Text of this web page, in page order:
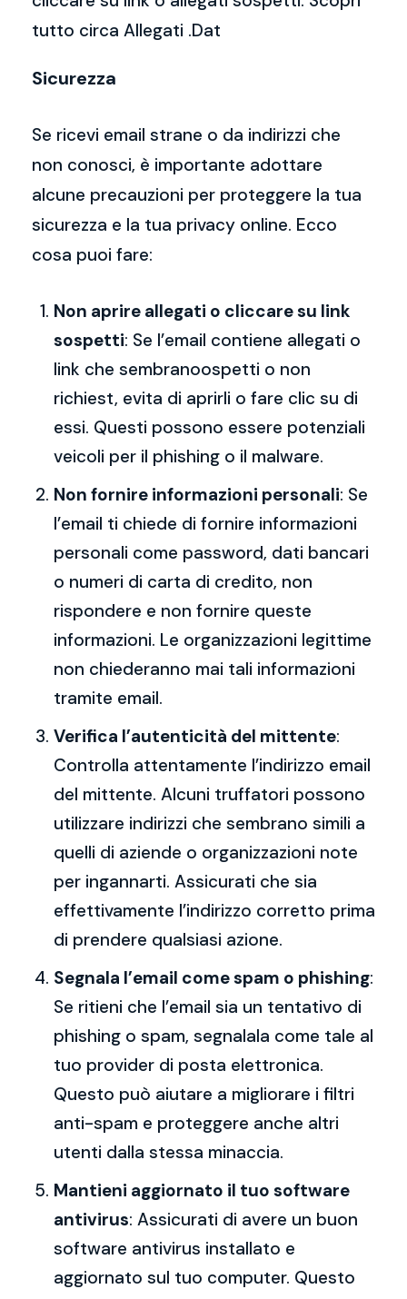
tutto circa Allegati .Dat
Sicurezza
Se ricevi email strane o da indirizzi che
non conosci, è importante adottare
alcune precauzioni per proteggere la tua
sicurezza e la tua privacy online. Ecco
cosa puoi fare:
Non aprire allegati o cliccare su link
sospetti: Se l’email contiene allegati o
link che sembranoospetti o non
richiest, evita di aprirli o fare clic su di
essi. Questi possono essere potenziali
veicoli per il phishing o il malware.
Non fornire informazioni personali: Se
l’email ti chiede di fornire informazioni
personali come password, dati bancari
o numeri di carta di credito, non
rispondere e non fornire queste
informazioni. Le organizzazioni legittime
non chiederanno mai tali informazioni
tramite email.
Verifica l’autenticità del mittente:
Controlla attentamente l’indirizzo email
del mittente. Alcuni truffatori possono
utilizzare indirizzi che sembrano simili a
quelli di aziende o organizzazioni note
per ingannarti. Assicurati che sia
effettivamente l’indirizzo corretto prima
di prendere qualsiasi azione.
Segnala l’email come spam o phishing:
Se ritieni che l’email sia un tentativo di
phishing o spam, segnalala come tale al
tuo provider di posta elettronica.
Questo può aiutare a migliorare i filtri
anti-spam e proteggere anche altri
utenti dalla stessa minaccia.
Mantieni aggiornato il tuo software
antivirus: Assicurati di avere un buon
software antivirus installato e
aggiornato sul tuo computer. Questo